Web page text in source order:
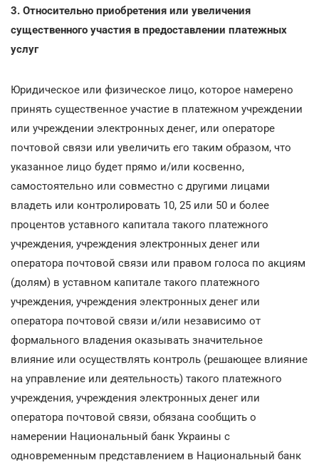
3. Относительно приобретения или увеличения
существенного участия в предоставлении платежных
услуг
Юридическое или физическое лицо, которое намерено
принять существенное участие в платежном учреждении
или учреждении электронных денег, или операторе
почтовой связи или увеличить его таким образом, что
указанное лицо будет прямо и/или косвенно,
самостоятельно или совместно с другими лицами
владеть или контролировать 10, 25 или 50 и более
процентов уставного капитала такого платежного
учреждения, учреждения электронных денег или
оператора почтовой связи или правом голоса по акциям
(долям) в уставном капитале такого платежного
учреждения, учреждения электронных денег или
оператора почтовой связи и/или независимо от
формального владения оказывать значительное
влияние или осуществлять контроль (решающее влияние
на управление или деятельность) такого платежного
учреждения, учреждения электронных денег или
оператора почтовой связи, обязана сообщить о
намерении Национальный банк Украины с
одновременным представлением в Национальный банк